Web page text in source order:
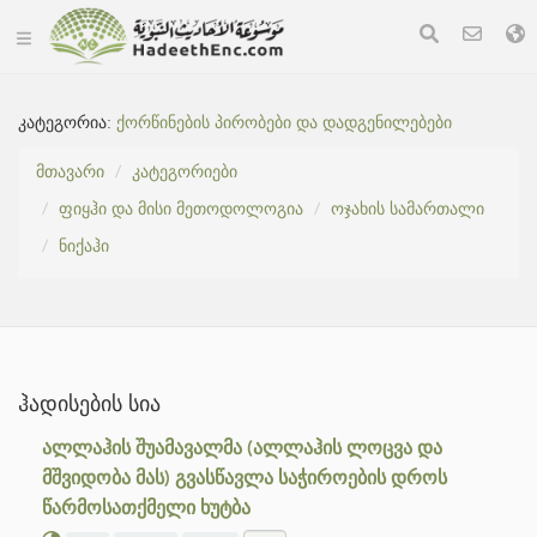
კატეგორია:ქორწინების პირობები და დადგენილებები
მთავარი
კატეგორიები
ფიყჰი და მისი მეთოდოლოგია
ოჯახის სამართალი
ნიქაჰი
ჰადისების სია
ალლაჰის შუამავალმა (ალლაჰის ლოცვა და
მშვიდობა მას) გვასწავლა საჭიროების დროს
წარმოსათქმელი ხუტბა